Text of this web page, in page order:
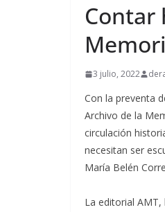
Contar
3 julio, 2022
Con la preventa
Archivo de la
circulación
necesitan ser
María Belén
La editorial AMT,